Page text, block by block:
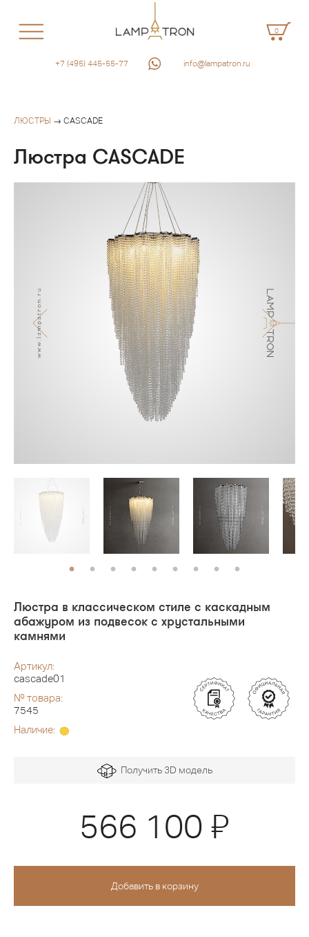
0
+7 (495) 445-55-77 info@lampatron.ru
ЛЮСТРЫ → CASCADE
Люстра CASCADE
Люстра в классическом стиле с каскадным
абажуром из подвесок с хрустальными
камнями
Артикул:
cascade01
№ товара:
7545
Наличие:
Получить 3D модель
566 100 Я